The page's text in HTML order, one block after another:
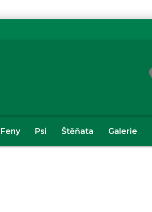
Feny Psi Štěňata Galerie